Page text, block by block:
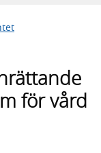
för vård